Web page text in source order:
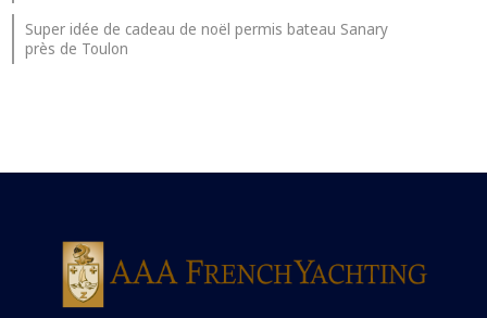
Super idée de cadeau de noël permis bateau Sanary
près de Toulon